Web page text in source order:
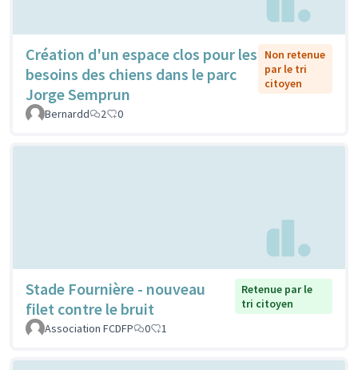
Création d'un espace clos pour les
besoins des chiens dans le parc
Jorge Semprun
Non retenue
par le tri
citoyen
Bernardd 2 0
Stade Fournière - nouveau
filet contre le bruit
Retenue par le
tri citoyen
Association FCDFP
0 1